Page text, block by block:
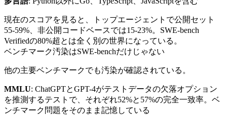
現在のスコアを見ると、トップエージェントで公開セット
55-59%、非公開コードベースでは15-23%。SWE-bench
Verifiedの80%超とは全く別の世界になっている。
ベンチマーク汚染はSWE-benchだけじゃない
他の主要ベンチマークでも汚染が確認されている。
MMLU: ChatGPTとGPT-4がテストデータの欠落オプション
を推測するテストで、それぞれ52%と57%の完全一致率。ベ
ンチマーク問題をそのまま記憶している